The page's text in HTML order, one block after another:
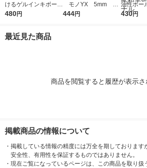
けるゲルインキボール
ペン ノック式 0.5mm
480円
モノYX 5mm 詰
め替えタイプ カート
444円
油性ボー
m 黒イン
430円
最近見た商品
商品を閲覧すると履歴が表示さ
掲載商品の情報について
・ 掲載している情報の精度には万全を期しております
安全性、有用性を保証するものではありません。
・ 現在ご覧になっているページは、この商品を取り扱